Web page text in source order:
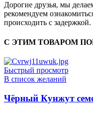
Дорогие друзья, мы
рекомендуем
происходить с задержкой.
С ЭТИМ ТОВАРОМ
Быстрый просмотр
В список желаний
Чёрный Кунжут